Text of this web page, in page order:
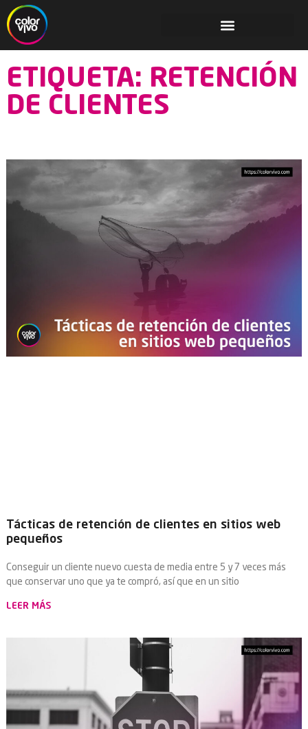
ETIQUETA: RETENCIÓN
DE CLIENTES
Tácticas de retención de clientes en sitios web
pequeños
Conseguir un cliente nuevo cuesta de media entre 5 y 7 veces más
que conservar uno que ya te compró, así que en un sitio
LEER MÁS